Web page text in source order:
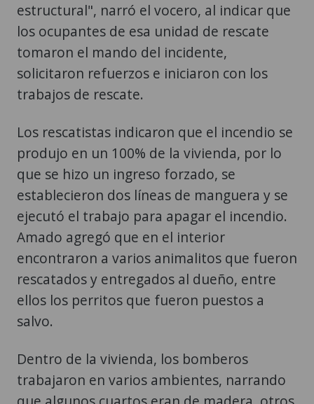
estructural", narró el vocero, al indicar que
los ocupantes de esa unidad de rescate
tomaron el mando del incidente,
solicitaron refuerzos e iniciaron con los
trabajos de rescate.
Los rescatistas indicaron que el incendio se
produjo en un 100% de la vivienda, por lo
que se hizo un ingreso forzado, se
establecieron dos líneas de manguera y se
ejecutó el trabajo para apagar el incendio.
Amado agregó que en el interior
encontraron a varios animalitos que fueron
rescatados y entregados al dueño, entre
ellos los perritos que fueron puestos a
salvo.
Dentro de la vivienda, los bomberos
trabajaron en varios ambientes, narrando